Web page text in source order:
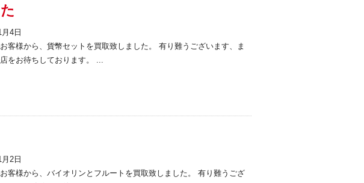
4日
客様から、貨幣セットを買取致しました。 有り難うございます、ま
をお待ちしております。 ...
2日
客様から、バイオリンとフルートを買取致しました。 有り難うござ